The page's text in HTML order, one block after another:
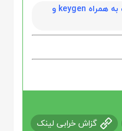
دانلود با حجم 120 مگابايت به همراه keygen و
گزاش خرابی لینک